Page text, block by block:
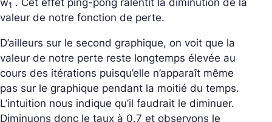
w1 . Cet effet ping-pong ralentit la diminution de la
valeur de notre fonction de perte.
D’ailleurs sur le second graphique, on voit que la
valeur de notre perte reste longtemps élevée au
cours des itérations puisqu’elle n’apparaît même
pas sur le graphique pendant la moitié du temps.
L’intuition nous indique qu’il faudrait le diminuer.
Diminuons donc le taux à 0.7 et observons le